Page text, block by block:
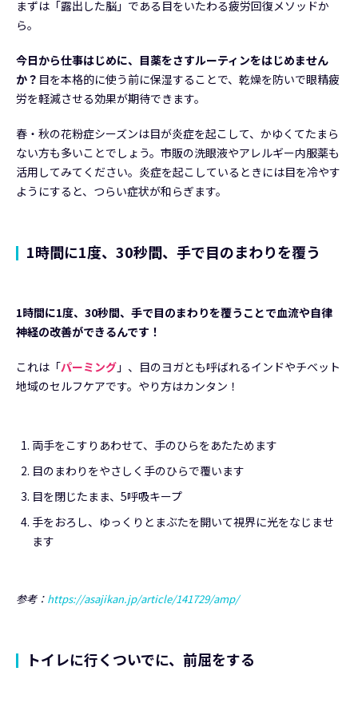
まずは「露出した脳」である目をいたわる疲労回復メソッドか
ら。
今日から仕事はじめに、目薬をさすルーティンをはじめません
か？ 目を本格的に使う前に保湿することで、乾燥を防いで眼精疲
労を軽減させる効果が期待できます。
春・秋の花粉症シーズンは目が炎症を起こして、かゆくてたまら
ない方も多いことでしょう。市販の洗眼液やアレルギー内服薬も
活用してみてください。炎症を起こしているときには目を冷やす
ようにすると、つらい症状が和らぎます。
1時間に1度、30秒間、手で目のまわりを覆う
1時間に1度、30秒間、手で目のまわりを覆うことで血流や自律
神経の改善ができるんです！
これは「パーミング 」、目のヨガとも呼ばれるインドやチベット
地域のセルフケアです。やり方はカンタン！
両手をこすりあわせて、手のひらをあたためます
目のまわりをやさしく手のひらで覆います
目を閉じたまま、5呼吸キープ
手をおろし、ゆっくりとまぶたを開いて視界に光をなじませ
ます
参考： https://asajikan.jp/article/141729/amp/
トイレに行くついでに、前屈をする